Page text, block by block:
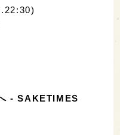
- SAKETIMES